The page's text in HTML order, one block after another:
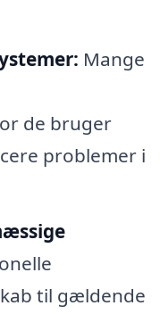
Mange
de bruger
problemer i
til gældende